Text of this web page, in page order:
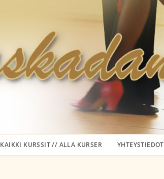
KAIKKI KURSSIT // ALLA KURSER YHTEYSTIEDOT